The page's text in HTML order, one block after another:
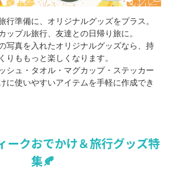
行準備に、オリジナルグッズをプラス。
ップル旅行、友達との日帰り旅に。
写真を入れたオリジナルグッズなら、持
りももっと楽しくなります。
シュ・タオル・マグカップ・ステッカー
に使いやすいアイテムを手軽に作成でき
ークおでかけ＆旅行グッズ特
集🍂